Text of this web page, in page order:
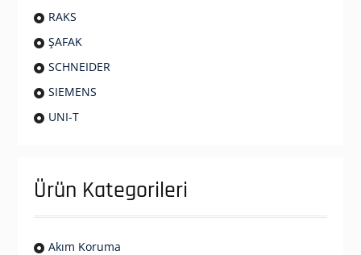
RAKS
ŞAFAK
SCHNEIDER
SIEMENS
UNI-T
Ürün Kategorileri
Akım Koruma